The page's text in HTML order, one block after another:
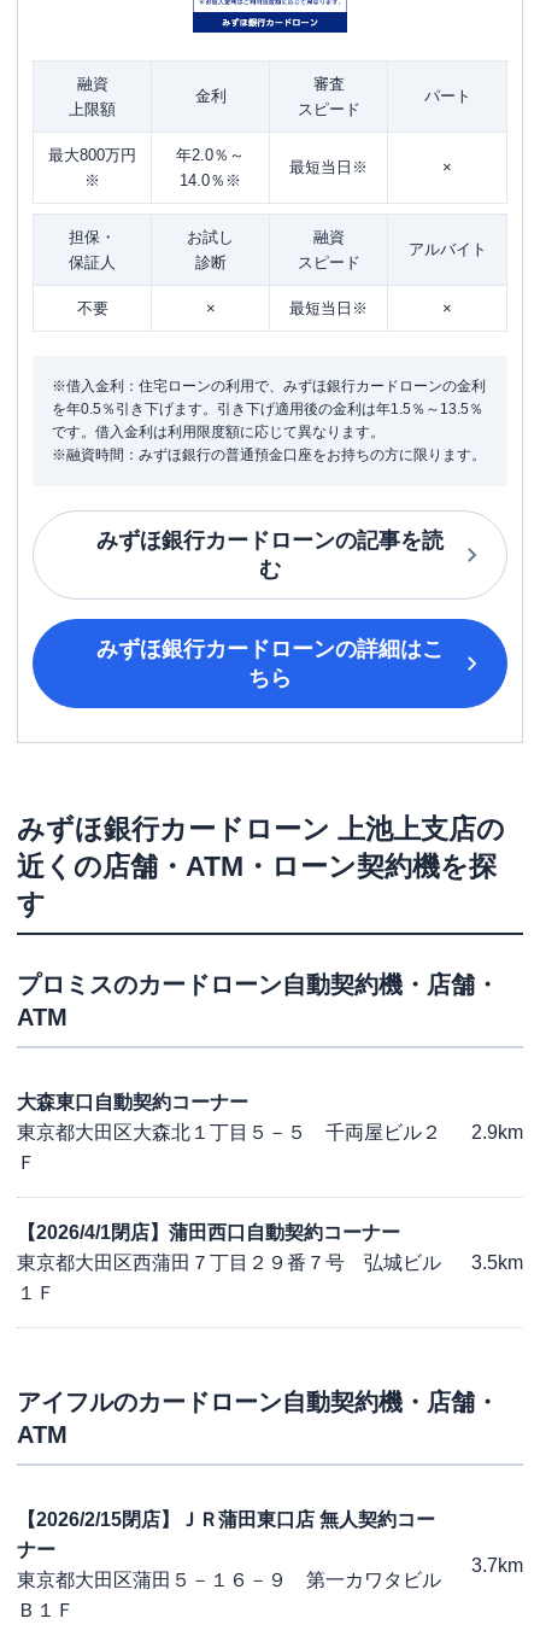
融資
上限額
金利
審査
スピード
パート
最大800万円
※
年2.0％～
14.0％※
最短当日※ ×
担保・
保証人
お試し
診断
融資
スピード
アルバイト
不要 × 最短当日※ ×
※借入金利：住宅ローンの利用で、みずほ銀行カードローンの金利
を年0.5％引き下げます。引き下げ適用後の金利は年1.5％～13.5％
です。借入金利は利用限度額に応じて異なります。
※融資時間：みずほ銀行の普通預金口座をお持ちの方に限ります。
みずほ銀行カードローンの記事を読
む
みずほ銀行カードローンの詳細はこ
ちら
みずほ銀行カードローン 上池上支店の
近くの店舗・ATM・ローン契約機を探
す
プロミスのカードローン自動契約機・店舗・
ATM
大森東口自動契約コーナー
東京都大田区大森北１丁目５－５ 千両屋ビル２
Ｆ
2.9km
【2026/4/1閉店】蒲田西口自動契約コーナー
東京都大田区西蒲田７丁目２９番７号 弘城ビル
１Ｆ
3.5km
アイフルのカードローン自動契約機・店舗・
ATM
【2026/2/15閉店】ＪＲ蒲田東口店 無人契約コー
ナー
東京都大田区蒲田５－１６－９ 第一カワタビル
Ｂ１Ｆ
3.7km